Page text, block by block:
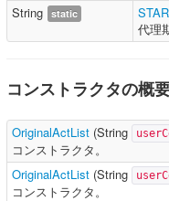
String static
代理
コンストラクタの概
OriginalActList (String
コンストラクタ。
OriginalActList (String
コンストラクタ。